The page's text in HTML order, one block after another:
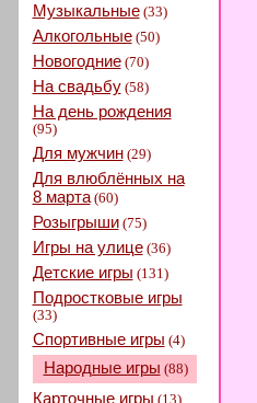
Музыкальные(33)
Алкогольные(50)
Новогодние(70)
На свадьбу(58)
На день рождения
(95)
Для мужчин(29)
Для влюблённых на
8 марта(60)
Розыгрыши(75)
Игры на улице(36)
Детские игры (131)
Подростковые игры
(33)
Спортивные игры (4)
Народные игры (88)
Карточные игры (13)